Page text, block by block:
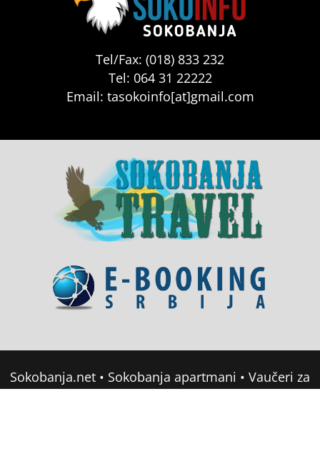
Tel/Fax: (018) 833 232
Tel: 064 31 22222
Email: tasokoinfo[at]gmail.com
Sokobanja.net • Sokobanja apartmani • Vaučeri za